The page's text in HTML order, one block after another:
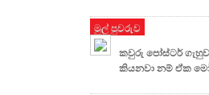
මුල් පුවරුව
කවුරු පෝස්ටර්
කියනවා නම් ඒක